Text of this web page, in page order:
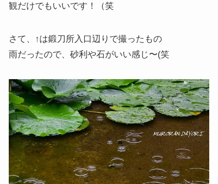
観だけでもいいです！（笑
さて、↑は鍛刀所入口辺りで撮ったもの
雨だったので、砂利や石がいい感じ〜(笑